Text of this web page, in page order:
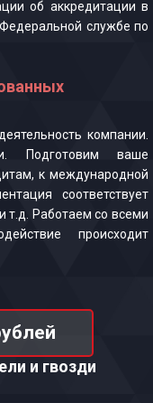
об аккредитации в
службе по
компании.
Подготовим ваше
к международной
соответствует
т.д. Работаем со всеми
происходит
и гвозди